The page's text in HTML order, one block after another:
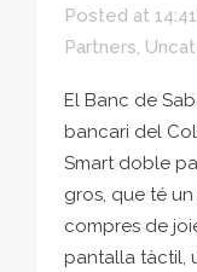
Posted at
Partners,
El Banc de
bancari del
Smart doble
gros, que té
compres de
pantalla tàctil,